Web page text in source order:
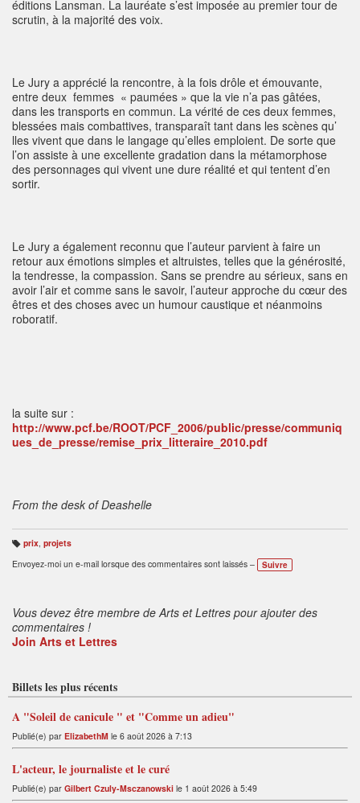
éditions Lansman. La lauréate s’est imposée au premier tour de
scrutin, à la majorité des voix.
Le Jury a apprécié la rencontre, à la fois drôle et émouvante,
entre deux femmes « paumées » que la vie n’a pas gâtées,
dans les transports en commun. La vérité de ces deux femmes,
blessées mais combattives, transparaît tant dans les scènes qu’
lles vivent que dans le langage qu’elles emploient. De sorte que
l’on assiste à une excellente gradation dans la métamorphose
des personnages qui vivent une dure réalité et qui tentent d’en
sortir.
Le Jury a également reconnu que l’auteur parvient à faire un
retour aux émotions simples et altruistes, telles que la générosité,
la tendresse, la compassion. Sans se prendre au sérieux, sans en
avoir l’air et comme sans le savoir, l’auteur approche du cœur des
êtres et des choses avec un humour caustique et néanmoins
roboratif.
la suite sur :
http://www.pcf.be/ROOT/PCF_2006/public/presse/communiq
ues_de_presse/remise_prix_litteraire_2010.pdf
From the desk of Deashelle
B
ali
s
prix, projets
Envoyez-moi un e-mail lorsque des commentaires sont laissés –
Suivre
Vous devez être membre de Arts et Lettres pour ajouter des
commentaires !
Join Arts et Lettres
Billets les plus récents
A "Soleil de canicule " et "Comme un adieu"
Publié(e) par ElizabethM le 6 août 2026 à 7:13
L'acteur, le journaliste et le curé
Publié(e) par Gilbert Czuly-Msczanowski le 1 août 2026 à 5:49